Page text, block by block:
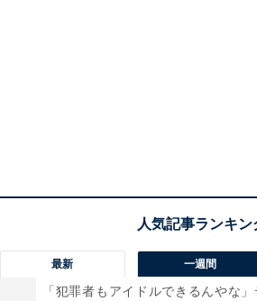
最新 一週間
「犯罪者もアイドルできるんやな